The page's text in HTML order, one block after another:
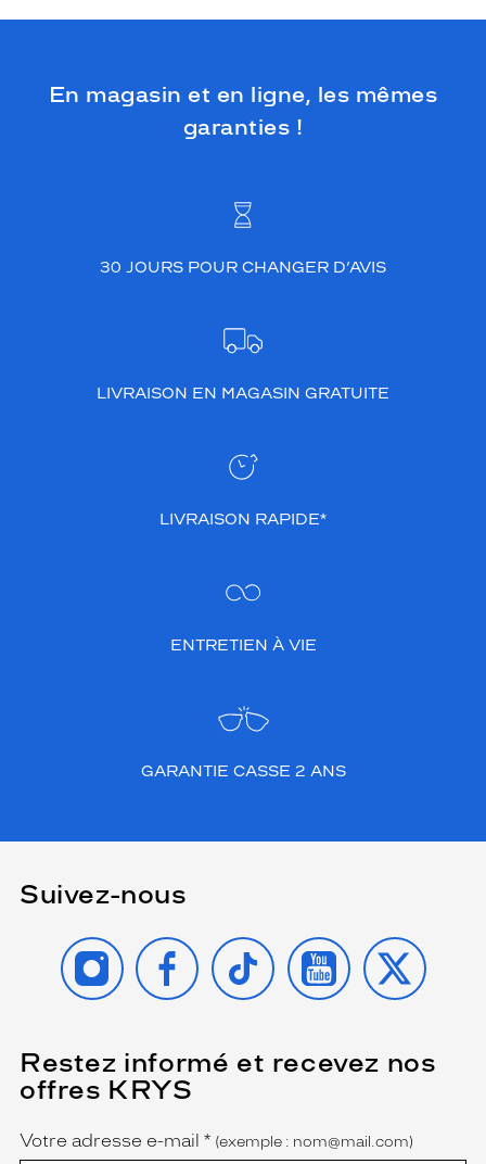
En magasin et en ligne, les mêmes
garanties !
30 JOURS POUR CHANGER D’AVIS
LIVRAISON EN MAGASIN GRATUITE
LIVRAISON RAPIDE*
ENTRETIEN À VIE
GARANTIE CASSE 2 ANS
Suivez-nous
INSTAGRAMFACEBOOK
TIKTOK YOUTUBE
X
Restez informé et recevez nos
offres KRYS
Name
Votre adresse e-mail *
(Ce
champ
est
(exemple : nom@mail.com)